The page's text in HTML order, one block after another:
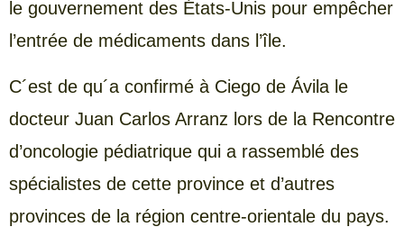
le gouvernement des États-Unis pour empêcher
l’entrée de médicaments dans l’île.
C´est de qu´a confirmé à Ciego de Ávila le
docteur Juan Carlos Arranz lors de la Rencontre
d’oncologie pédiatrique qui a rassemblé des
spécialistes de cette province et d’autres
provinces de la région centre-orientale du pays.